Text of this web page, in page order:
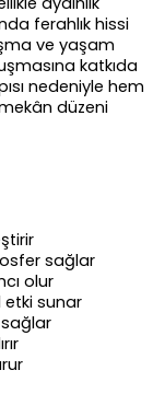
ferahlık hissi
ve yaşam
katkıda
nedeniyle hem
düzeni
sağlar
olur
sunar